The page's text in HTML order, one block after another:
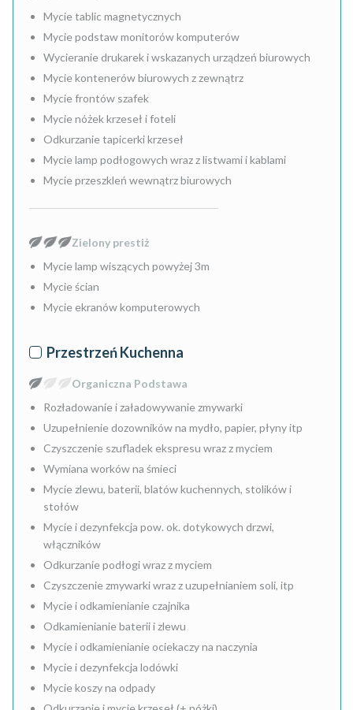
Mycie tablic magnetycznych
Mycie podstaw monitorów komputerów
Wycieranie drukarek i wskazanych urządzeń biurowych
Mycie kontenerów biurowych z zewnątrz
Mycie frontów szafek
Mycie nóżek krzeseł i foteli
Odkurzanie tapicerki krzeseł
Mycie lamp podłogowych wraz z listwami i kablami
Mycie przeszkleń wewnątrz biurowych
Zielony prestiż
Mycie lamp wiszących powyżej 3m
Mycie ścian
Mycie ekranów komputerowych
Przestrzeń Kuchenna
Organiczna Podstawa
Rozładowanie i załadowywanie zmywarki
Uzupełnienie dozowników na mydło, papier, płyny itp
Czyszczenie szufladek ekspresu wraz z myciem
Wymiana worków na śmieci
Mycie zlewu, baterii, blatów kuchennych, stolików i
stołów
Mycie i dezynfekcja pow. ok. dotykowych drzwi,
włączników
Odkurzanie podłogi wraz z myciem
Czyszczenie zmywarki wraz z uzupełnianiem soli, itp
Mycie i odkamienianie czajnika
Odkamienianie baterii i zlewu
Mycie i odkamienianie ociekaczy na naczynia
Mycie i dezynfekcja lodówki
Mycie koszy na odpady